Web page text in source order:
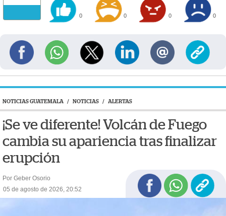
0 0 0 0
NOTICIAS GUATEMALA / NOTICIAS / ALERTAS
¡Se ve diferente! Volcán de Fuego
cambia su apariencia tras finalizar
erupción
Por Geber Osorio
05 de agosto de 2026, 20:52